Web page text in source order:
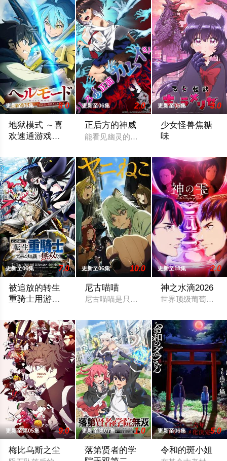
更新至06集 8.0
地狱模式 ～喜
欢速通游戏的
异世界无双～
第2季
更新至06集 2.0
正后方的神威
能看见幽灵的平凡女高中生·志津香，利
更新至06集 3.0
少女怪兽焦糖
味
更新至06集 7.0
被追放的转生
重骑士用游戏
更新至06集 10.0
尼古喵喵
尼古喵喵是只超爱抽烟的废物兽人！因为
更新至18集 2.0
神之水滴2026
世界顶级葡萄酒评
更新至第05集 9.0
梅比乌斯之尘
更新至第07集 1.0
落第贤者的学
更新至06集 5.0
令和的斑小姐